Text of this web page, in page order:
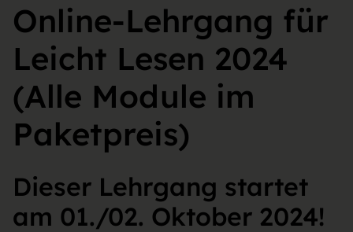
Online-Lehrgang für
Leicht Lesen 2024
(Alle Module im
Paketpreis)
Dieser Lehrgang startet
am 01./02. Oktober 2024!